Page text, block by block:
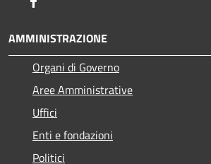
AMMINISTRAZIONE
Organi di Governo
Aree Amministrative
Uffici
Enti e fondazioni
Politici